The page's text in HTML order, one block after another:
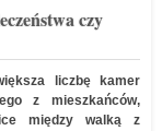
czy
liczbę kamer
z mieszkańców,
między walką z